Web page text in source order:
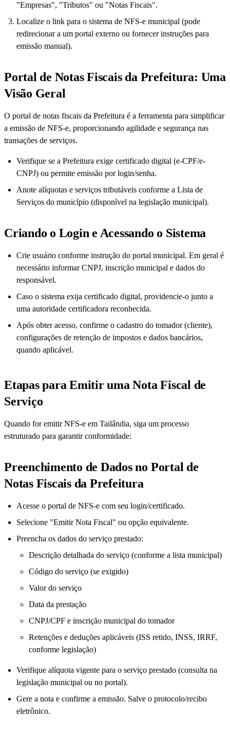
"Empresas", "Tributos" ou "Notas Fiscais".
Localize o link para o sistema de NFS-e municipal (pode
redirecionar a um portal externo ou fornecer instruções para
emissão manual).
Portal de Notas Fiscais da Prefeitura: Uma
Visão Geral
O portal de notas fiscais da Prefeitura é a ferramenta para simplificar
a emissão de NFS-e, proporcionando agilidade e segurança nas
transações de serviços.
Verifique se a Prefeitura exige certificado digital (e-CPF/e-
CNPJ) ou permite emissão por login/senha.
Anote alíquotas e serviços tributáveis conforme a Lista de
Serviços do município (disponível na legislação municipal).
Criando o Login e Acessando o Sistema
Crie usuário conforme instrução do portal municipal. Em geral é
necessário informar CNPJ, inscrição municipal e dados do
responsável.
Caso o sistema exija certificado digital, providencie-o junto a
uma autoridade certificadora reconhecida.
Após obter acesso, confirme o cadastro do tomador (cliente),
configurações de retenção de impostos e dados bancários,
quando aplicável.
Etapas para Emitir uma Nota Fiscal de
Serviço
Quando for emitir NFS-e em Tailândia, siga um processo
estruturado para garantir conformidade:
Preenchimento de Dados no Portal de
Notas Fiscais da Prefeitura
Acesse o portal de NFS-e com seu login/certificado.
Selecione "Emitir Nota Fiscal" ou opção equivalente.
Preencha os dados do serviço prestado:
Descrição detalhada do serviço (conforme a lista municipal)
Código do serviço (se exigido)
Valor do serviço
Data da prestação
CNPJ/CPF e inscrição municipal do tomador
Retenções e deduções aplicáveis (ISS retido, INSS, IRRF,
conforme legislação)
Verifique alíquota vigente para o serviço prestado (consulta na
legislação municipal ou no portal).
Gere a nota e confirme a emissão. Salve o protocolo/recibo
eletrônico.